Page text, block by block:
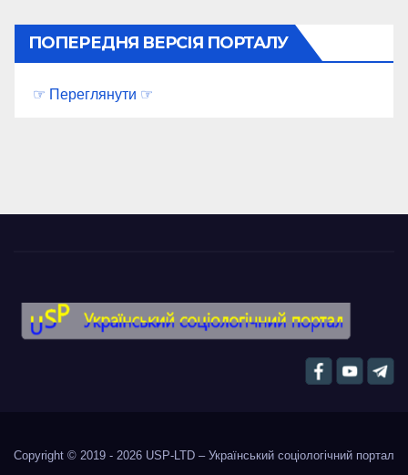
ПОПЕРЕДНЯ ВЕРСІЯ ПОРТАЛУ
☞ Переглянути ☞
Copyright © 2019 - 2026 USP-LTD – Український соціологічний портал